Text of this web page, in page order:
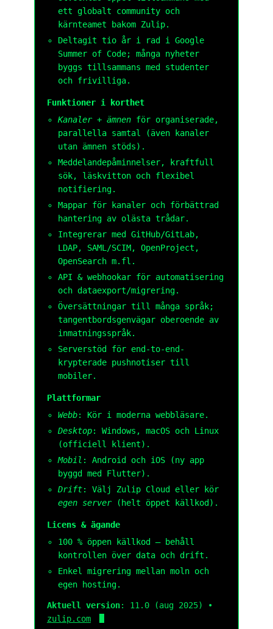
ett globalt community och
kärnteamet bakom Zulip.
Deltagit tio år i rad i Google
Summer of Code; många nyheter
byggs tillsammans med studenter
och frivilliga.
Funktioner i korthet
Kanaler + ämnenför organiserade,
parallella samtal (även kanaler
utan ämnen stöds).
Meddelandepåminnelser, kraftfull
sök, läskvitton och flexibel
notifiering.
Mappar för kanaler och förbättrad
hantering av olästa trådar.
Integrerar med GitHub/GitLab,
LDAP, SAML/SCIM, OpenProject,
OpenSearch m.fl.
API & webhookar för automatisering
och dataexport/migrering.
Översättningar till många språk;
tangentbordsgenvägar oberoende av
inmatningsspråk.
Serverstöd för end-to-end-
krypterade pushnotiser till
mobiler.
Plattformar
Webb: Kör i moderna webbläsare.
Desktop: Windows, macOS och Linux
(officiell klient).
Mobil : Android och iOS (ny app
byggd med Flutter).
Drift: Välj Zulip Cloud eller kör
egen server(helt öppet källkod).
Licens & ägande
100 % öppen källkod – behåll
kontrollen över data och drift.
Enkel migrering mellan moln och
egen hosting.
Aktuell version: 11.0 (aug 2025) •
zulip.com